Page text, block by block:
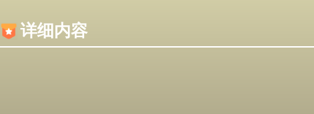
详细内容